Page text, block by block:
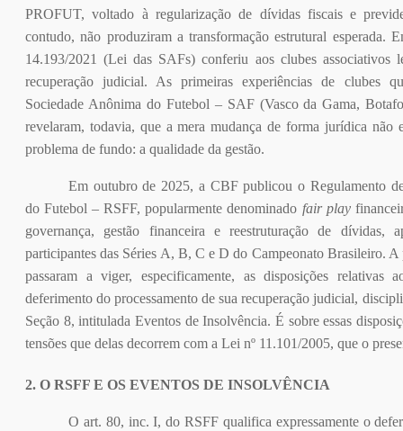
PROFUT, voltado à regularização de dívidas fiscais e
contudo, não produziram a transformação estrutural esperada.
14.193/2021 (Lei das SAFs) conferiu aos clubes associativos
recuperação judicial. As primeiras experiências de clubes
Sociedade Anônima do Futebol – SAF (Vasco da Gama,
revelaram, todavia, que a mera mudança de forma jurídica não
problema de fundo: a qualidade da gestão.
Em outubro de 2025, a CBF publicou o Regulamento
do Futebol – RSFF, popularmente denominado fair play
governança, gestão financeira e reestruturação de dívidas,
participantes das Séries A, B, C e D do Campeonato Brasileiro.
passaram a viger, especificamente, as disposições relativas
deferimento do processamento de sua recuperação judicial,
Seção 8, intitulada Eventos de Insolvência. É sobre essas
tensões que delas decorrem com a Lei nº 11.101/2005, que o
2. O RSFF E OS EVENTOS DE INSOLVÊNCIA
O art. 80, inc. I, do RSFF qualifica expressamente o